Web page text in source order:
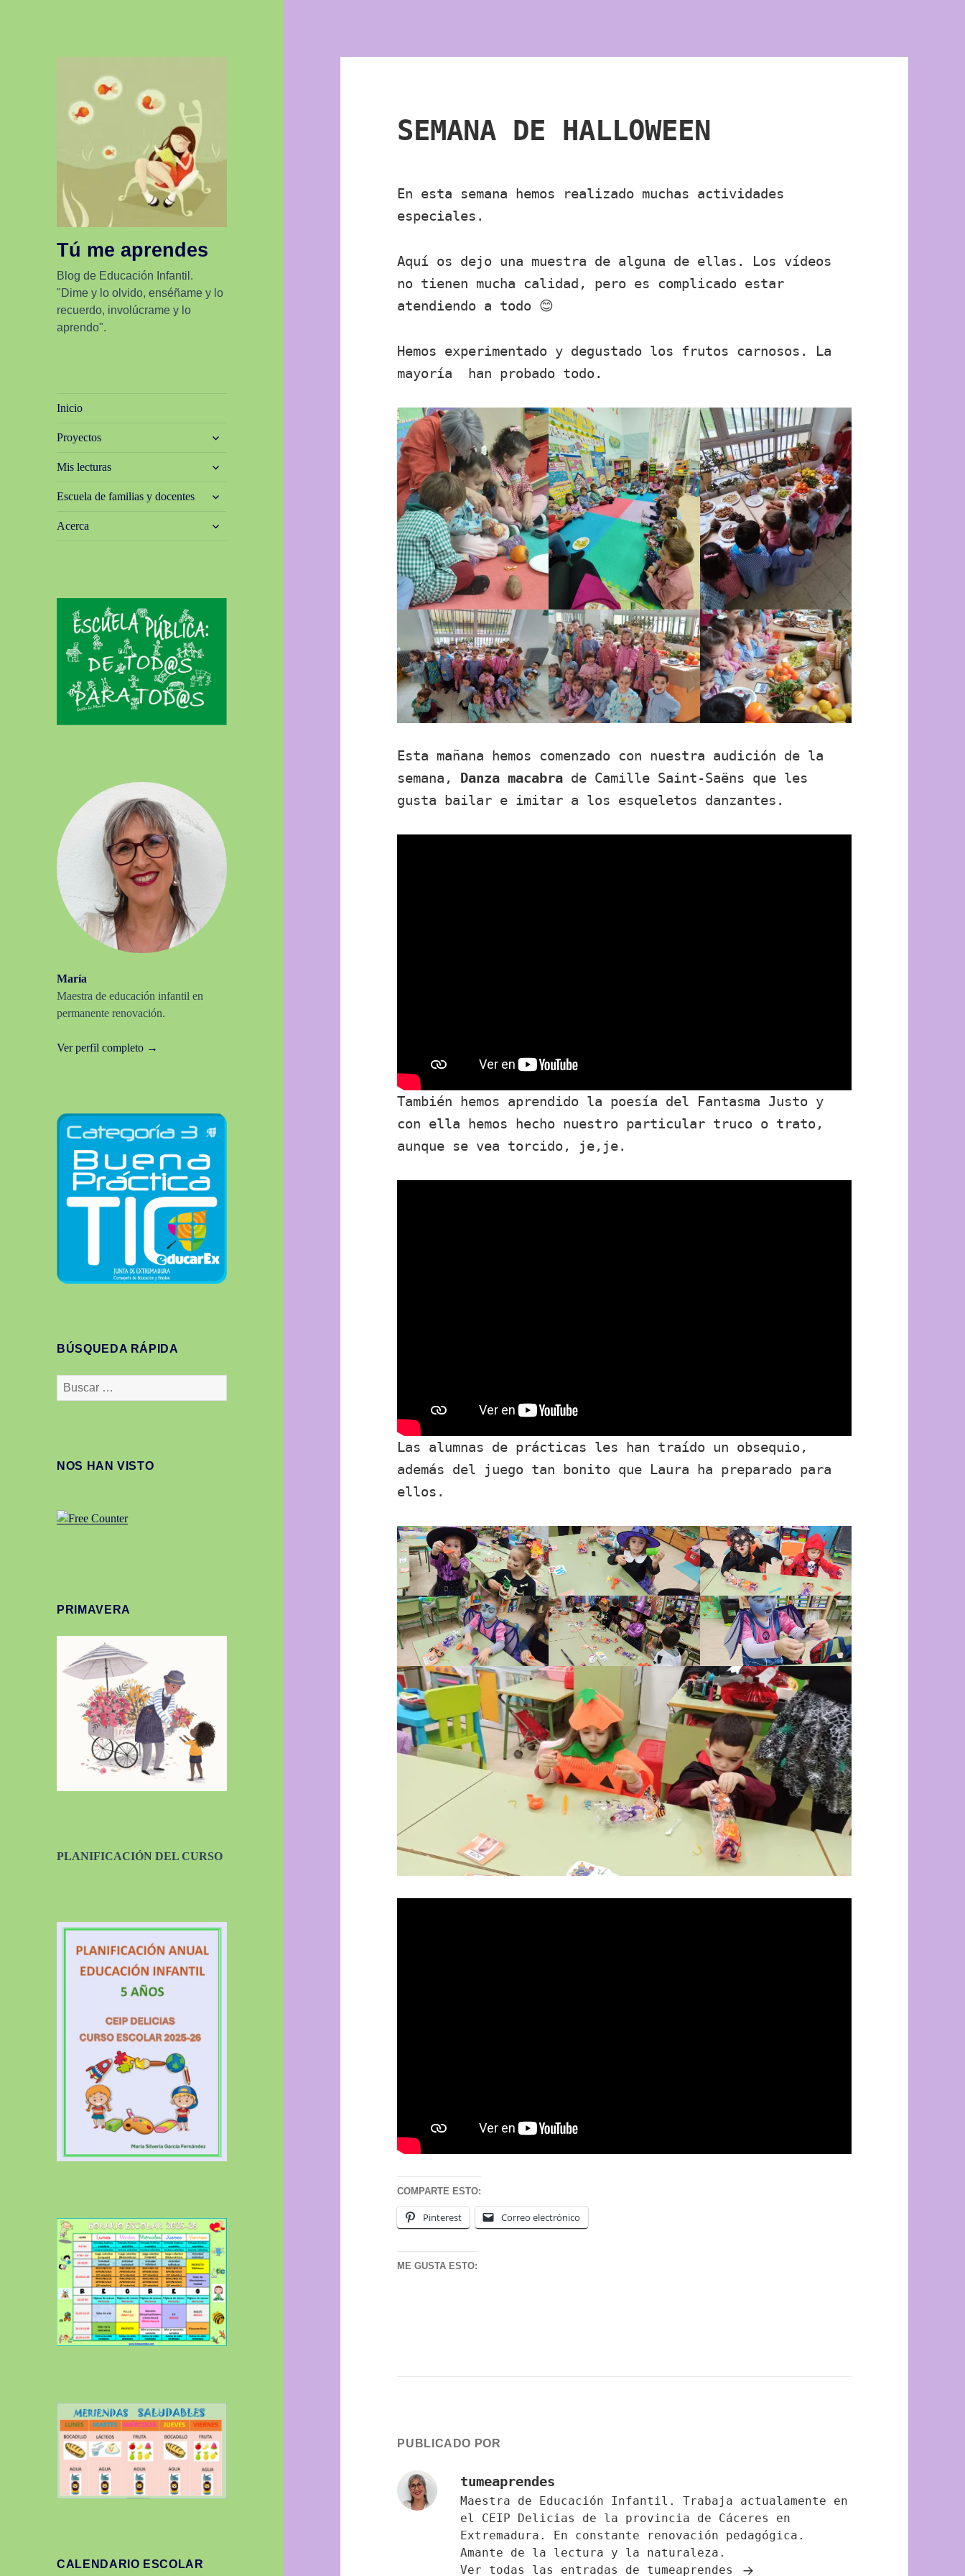
Tú me aprendes
Blog de Educación Infantil.
"Dime y lo olvido, enséñame y lo
recuerdo, involúcrame y lo
aprendo".
Inicio
Proyectos
inferior
Mis lecturas
inferior
Escuela de familias y docentes
inferior
Acerca
María
Maestra de educación infantil en
permanente renovación.
Ver perfil completo →
BÚSQUEDA RÁPIDA
Buscar:
NOS HAN VISTO
PRIMAVERA
PLANIFICACIÓN DEL CURSO
CALENDARIO ESCOLAR
SEMANA DE HALLOWEEN
En esta semana hemos realizado muchas actividades
especiales.
Aquí os dejo una muestra de alguna de ellas. Los vídeos
no tienen mucha calidad, pero es complicado estar
atendiendo a todo 😊
Hemos experimentado y degustado los frutos carnosos. La
mayoría han probado todo.
Esta mañana hemos comenzado con nuestra audición de la
semana, Danza macabra de Camille Saint-Saëns que les
gusta bailar e imitar a los esqueletos danzantes.
También hemos aprendido la poesía del Fantasma Justo y
con ella hemos hecho nuestro particular truco o trato,
aunque se vea torcido, je,je.
Las alumnas de prácticas les han traído un obsequio,
además del juego tan bonito que Laura ha preparado para
ellos.
COMPARTE ESTO:
Pinterest Correo electrónico
ME GUSTA ESTO:
PUBLICADO POR
tumeaprendes
Maestra de Educación Infantil. Trabaja actualamente en
el CEIP Delicias de la provincia de Cáceres en
Extremadura. En constante renovación pedagógica.
Amante de la lectura y la naturaleza.
Ver todas las entradas de tumeaprendes